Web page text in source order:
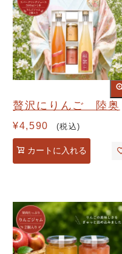
贅沢にりんご 陸奥
¥4,590 税込
カートに入れる